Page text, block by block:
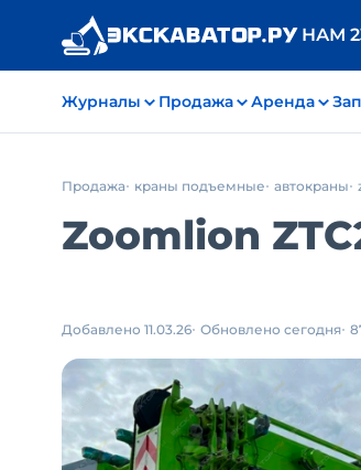
НАМ
Журналы Продажа Аренда
Продажа краны подъемные автокраны
Zoomlion
Добавлено 11.03.26 Обновлено сегодня